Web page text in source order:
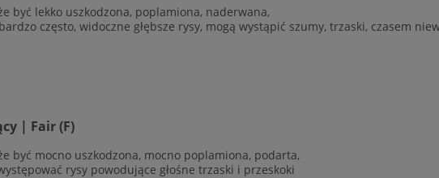
być lekko uszkodzona, poplamiona, naderwana,
często, widoczne głębsze rysy, mogą wystąpić szumy, trzaski, czasem
| Fair (F)
być mocno uszkodzona, mocno poplamiona, podarta,
rysy powodujące głośne trzaski i przeskoki